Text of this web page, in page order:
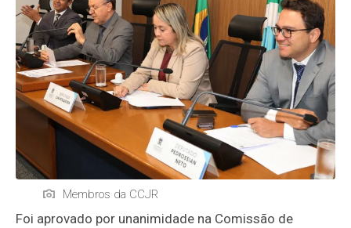
Membros da CCJR
Foi aprovado por unanimidade na Comissão de